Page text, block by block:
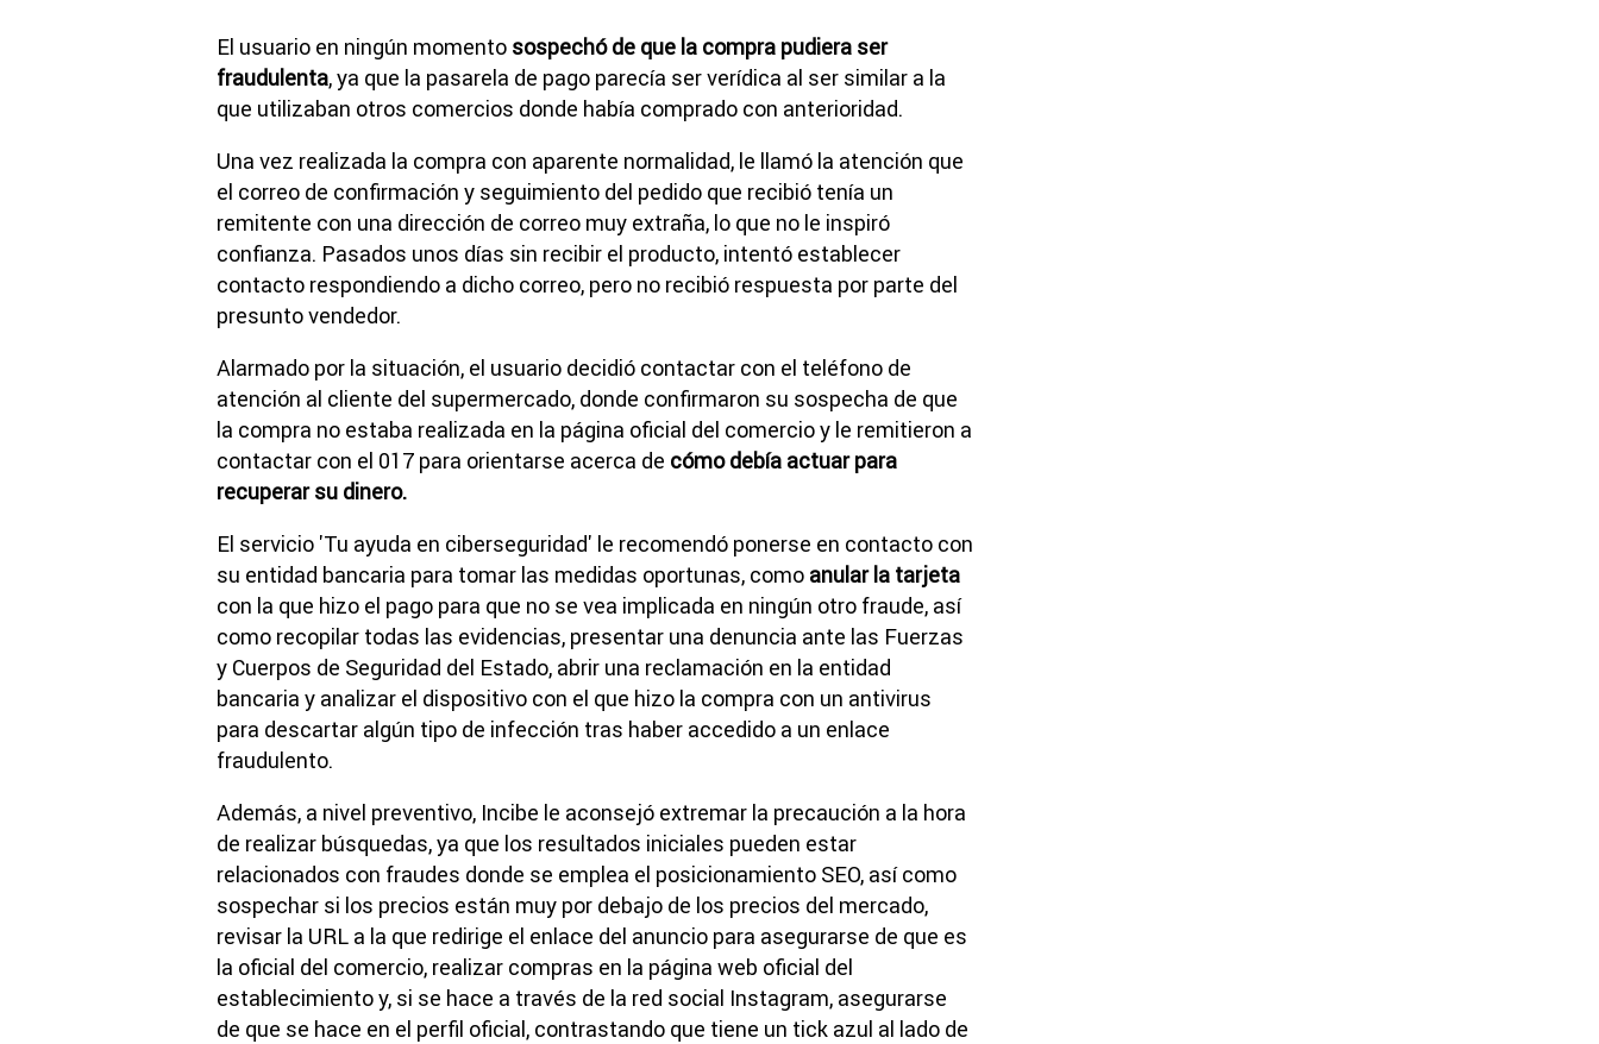
El usuario en ningún momento sospechó de que la compra pudiera ser
fraudulenta, ya que la pasarela de pago parecía ser verídica al ser similar a la
que utilizaban otros comercios donde había comprado con anterioridad.
Una vez realizada la compra con aparente normalidad, le llamó la atención que
el correo de confirmación y seguimiento del pedido que recibió tenía un
remitente con una dirección de correo muy extraña, lo que no le inspiró
confianza. Pasados unos días sin recibir el producto, intentó establecer
contacto respondiendo a dicho correo, pero no recibió respuesta por parte del
presunto vendedor.
Alarmado por la situación, el usuario decidió contactar con el teléfono de
atención al cliente del supermercado, donde confirmaron su sospecha de que
la compra no estaba realizada en la página oficial del comercio y le remitieron a
contactar con el 017 para orientarse acerca de cómo debía actuar para
recuperar su dinero.
El servicio 'Tu ayuda en ciberseguridad' le recomendó ponerse en contacto con
su entidad bancaria para tomar las medidas oportunas, como anular la tarjeta
con la que hizo el pago para que no se vea implicada en ningún otro fraude, así
como recopilar todas las evidencias, presentar una denuncia ante las Fuerzas
y Cuerpos de Seguridad del Estado, abrir una reclamación en la entidad
bancaria y analizar el dispositivo con el que hizo la compra con un antivirus
para descartar algún tipo de infección tras haber accedido a un enlace
fraudulento.
Además, a nivel preventivo, Incibe le aconsejó extremar la precaución a la hora
de realizar búsquedas, ya que los resultados iniciales pueden estar
relacionados con fraudes donde se emplea el posicionamiento SEO, así como
sospechar si los precios están muy por debajo de los precios del mercado,
revisar la URL a la que redirige el enlace del anuncio para asegurarse de que es
la oficial del comercio, realizar compras en la página web oficial del
establecimiento y, si se hace a través de la red social Instagram, asegurarse
de que se hace en el perfil oficial, contrastando que tiene un tick azul al lado de